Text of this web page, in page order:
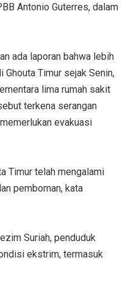
Antonio Guterres, dalam
ada laporan bahwa lebih
Ghouta Timur sejak Senin,
lima rumah sakit
terkena serangan
evakuasi
Timur telah mengalami
pemboman, kata
Suriah, penduduk
ekstrim, termasuk